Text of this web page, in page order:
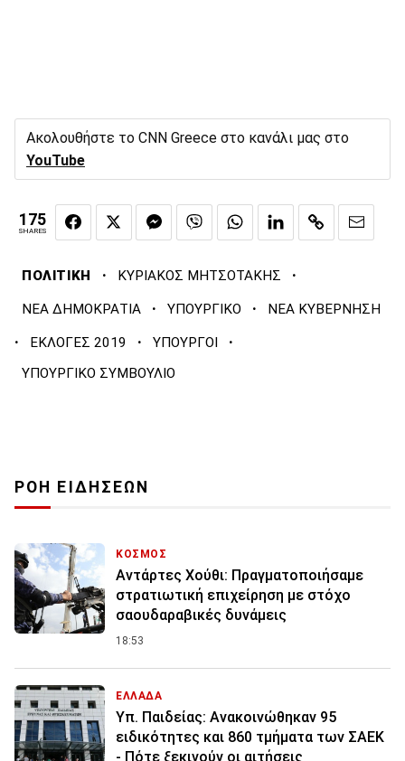
Ακολουθήστε το CNN Greece στο κανάλι μας στο
YouTube
175
SHARES
ΠΟΛΙΤΙΚΗ · ΚΥΡΙΑΚΟΣ ΜΗΤΣΟΤΑΚΗΣ ·
ΝΕΑ ΔΗΜΟΚΡΑΤΙΑ · ΥΠΟΥΡΓΙΚΟ · ΝΕΑ ΚΥΒΕΡΝΗΣΗ
· ΕΚΛΟΓΕΣ 2019 · ΥΠΟΥΡΓΟΙ ·
ΥΠΟΥΡΓΙΚΟ ΣΥΜΒΟΥΛΙΟ
ΡΟΗ ΕΙΔΗΣΕΩΝ
ΚΟΣΜΟΣ
Αντάρτες Χούθι: Πραγματοποιήσαμε
στρατιωτική επιχείρηση με στόχο
σαουδαραβικές δυνάμεις
18:53
ΕΛΛΑΔΑ
Υπ. Παιδείας: Ανακοινώθηκαν 95
ειδικότητες και 860 τμήματα των ΣΑΕΚ
- Πότε ξεκινούν οι αιτήσεις